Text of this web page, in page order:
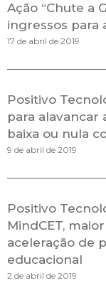
Ação “Chute a
ingressos para
17 de abril de 2019
Positivo
para
baixa ou nula
9 de abril de 2019
Positivo
MindCET,
aceleração de
educacional
2 de abril de 2019